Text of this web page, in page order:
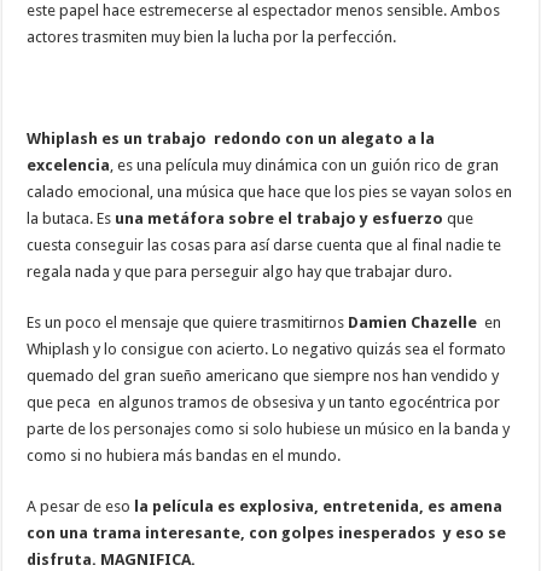
este papel hace estremecerse al espectador menos sensible. Ambos
actores trasmiten muy bien la lucha por la perfección.
Whiplash es un trabajo redondo con un alegato a la
excelencia, es una película muy dinámica con un guión rico de gran
calado emocional, una música que hace que los pies se vayan solos en
la butaca. Es una metáfora sobre el trabajo y esfuerzo que
cuesta conseguir las cosas para así darse cuenta que al final nadie te
regala nada y que para perseguir algo hay que trabajar duro.
Es un poco el mensaje que quiere trasmitirnos Damien Chazelle en
Whiplash y lo consigue con acierto. Lo negativo quizás sea el formato
quemado del gran sueño americano que siempre nos han vendido y
que peca en algunos tramos de obsesiva y un tanto egocéntrica por
parte de los personajes como si solo hubiese un músico en la banda y
como si no hubiera más bandas en el mundo.
A pesar de eso la película es explosiva, entretenida, es amena
con una trama interesante, con golpes inesperados y eso se
disfruta. MAGNIFICA.